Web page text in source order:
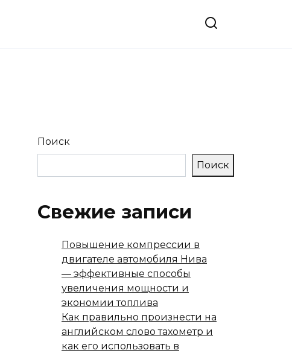
Поиск
Поиск
Свежие записи
Повышение компрессии в
двигателе автомобиля Нива
— эффективные способы
увеличения мощности и
экономии топлива
Как правильно произнести на
английском слово тахометр и
как его использовать в